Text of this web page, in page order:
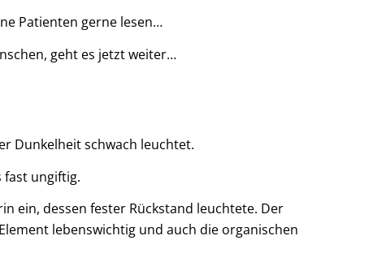
Patienten gerne lesen…
geht es jetzt weiter…
Dunkelheit schwach leuchtet.
fast ungiftig.
ein, dessen fester Rückstand leuchtete. Der
lebenswichtig und auch die organischen